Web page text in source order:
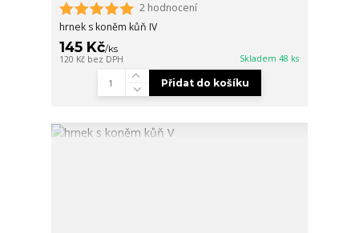
2 hodnocení
hrnek s koněm kůň IV
145 Kč/ks
120 Kč bez DPH Skladem 48 ks
Přidat do košíku